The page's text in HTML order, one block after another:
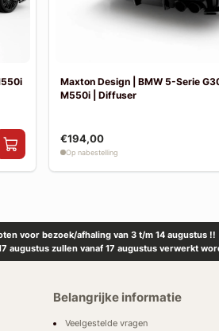
Maxton Design | BMW 5-Serie
M550i | Diffuser
€194,00
Op nabestelling
voor bezoek/afhaling van 3 t/m 14 augustus !!
augustus zullen vanaf 17 augustus verwerkt
Belangrijke informatie
Veelgestelde vragen